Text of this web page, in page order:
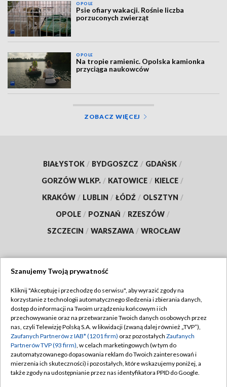
OPOLE
Psie ofiary wakacji. Rośnie liczba
porzuconych zwierząt
OPOLE
Na tropie ramienic. Opolska kamionka
przyciąga naukowców
ZOBACZ WIĘCEJ
BIAŁYSTOK / BYDGOSZCZ / GDAŃSK /
GORZÓW WLKP. / KATOWICE / KIELCE /
KRAKÓW / LUBLIN / ŁÓDŹ / OLSZTYN /
OPOLE / POZNAŃ / RZESZÓW /
SZCZECIN / WARSZAWA / WROCŁAW
TVP
Abonament TVP
Emisja w TVP
Centrum informacji TVP
Naziemna Telewizja Cyfrowa
Regulamin TVP
Polityka prywatności
Moje zgody
Pomoc
Szanujemy Twoją prywatność
Kliknij "Akceptuję i przechodzę do serwisu", aby wyrazić zgody na
korzystanie z technologii automatycznego śledzenia i zbierania danych,
dostęp do informacji na Twoim urządzeniu końcowym i ich
przechowywanie oraz na przetwarzanie Twoich danych osobowych przez
nas, czyli Telewizję Polską S.A. w likwidacji (zwaną dalej również „TVP”),
Zaufanych Partnerów z IAB* (1201 firm) oraz pozostałych Zaufanych
Partnerów TVP (93 firm), w celach marketingowych (w tym do
zautomatyzowanego dopasowania reklam do Twoich zainteresowań i
mierzenia ich skuteczności) i pozostałych, które wskazujemy poniżej, a
także zgody na udostępnianie przez nas identyfikatora PPID do Google.